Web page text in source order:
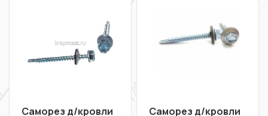
Саморез д/кровли
Саморез д/кровли